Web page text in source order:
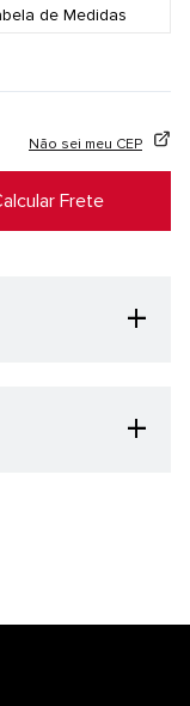
de Medidas
Não sei meu CEP
+
+